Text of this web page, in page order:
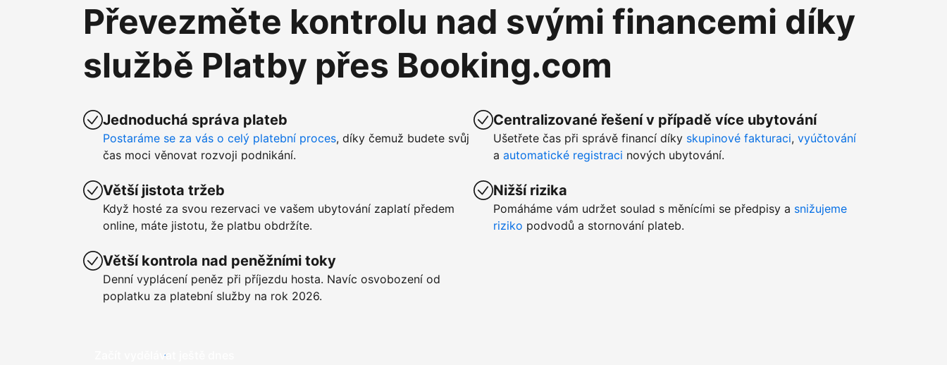
Převezměte kontrolu nad svými financemi díky
službě Platby přes Booking.com
Jednoduchá správa plateb
Postaráme se za vás o celý platební proces, díky čemuž budete svůj
čas moci věnovat rozvoji podnikání.
Větší jistota tržeb
Když hosté za svou rezervaci ve vašem ubytování zaplatí předem
online, máte jistotu, že platbu obdržíte.
Větší kontrola nad peněžními toky
Denní vyplácení peněz při příjezdu hosta. Navíc osvobození od
poplatku za platební služby na rok 2026.
Centralizované řešení v případě více ubytování
Ušetřete čas při správě financí díky skupinové fakturaci, vyúčtování
a automatické registraci nových ubytování.
Nižší rizika
Pomáháme vám udržet soulad s měnícími se předpisy a snižujeme
riziko podvodů a stornování plateb.
Začít vydělávat ještě dnes